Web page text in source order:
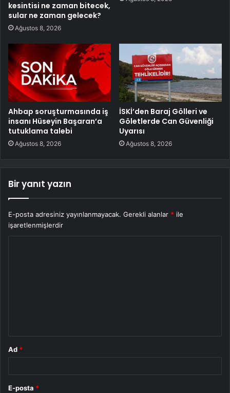
kesintisi ne zaman bitecek,
sular ne zaman gelecek?
Ağustos 8, 2026
Ahbap soruşturmasında iş
insanı Hüseyin Başaran’a
tutuklama talebi
Ağustos 8, 2026
İSKİ’den Baraj Gölleri ve
Göletlerde Can Güvenliği
Uyarısı
Ağustos 8, 2026
Bir yanıt yazın
E-posta adresiniz yayınlanmayacak. Gerekli alanlar * ile
işaretlenmişlerdir
Ad *
E-posta *